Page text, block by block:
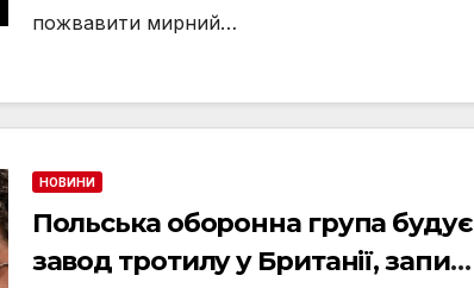
пожвавити мирний…
НОВИНИ
Польська оборонна група будує
завод тротилу у Британії, запит